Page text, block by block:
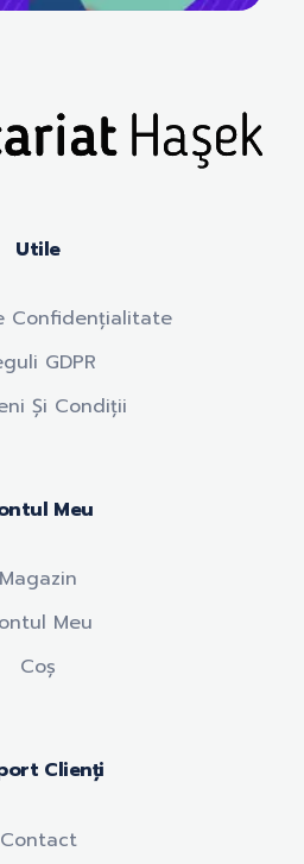
Utile
Confidențialitate
GDPR
Și Condiții
Meu
Magazin
Meu
Coș
Clienți
Contact